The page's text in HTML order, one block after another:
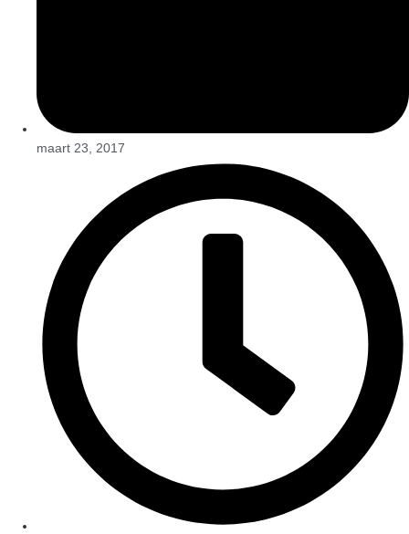
maart 23, 2017